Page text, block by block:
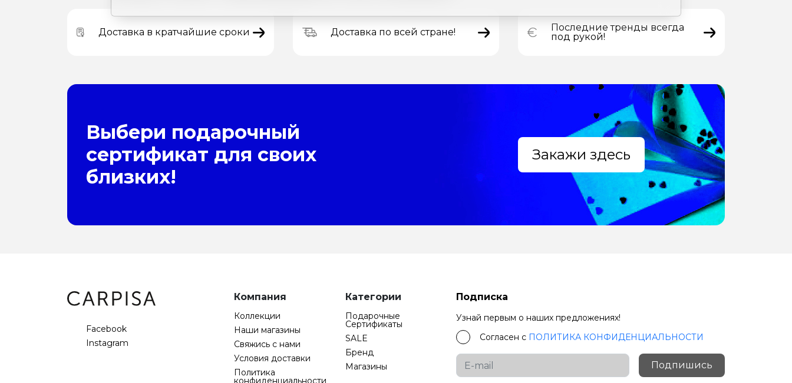
Доставка в кратчайшие сроки Доставка по всей стране!
Последние тренды всегда
под рукой!
Выбери подарочный
сертификат для своих
близких!
Закажи здесь
Facebook
Instagram
Компания
Коллекции
Наши магазины
Свяжись с нами
Условия доставки
Политика
конфиденциальности
Категории
Подарочные
Cертификаты
SALE
Бренд
Магазины
Подписка
Узнай первым о наших предложениях!
Согласен с ПОЛИТИКА КОНФИДЕНЦИАЛЬНОСТИ
Подпишись